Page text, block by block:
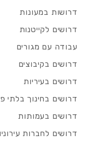
דרושות במעונות
דרושים לקייטנות
עבודה עם מגורים
דרושים בקיבוצים
דרושים בעיריות
דרושים בחינוך בלתי
דרושים בעמותות
דרושים לחברות